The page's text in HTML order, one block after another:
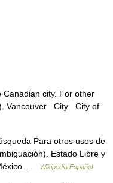
city. For other
Vancouver City City of
Para otros usos de
Estado Libre y
…
Wikipedia Español